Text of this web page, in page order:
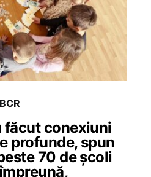
făcut conexiuni
profunde, spun
70 de școli